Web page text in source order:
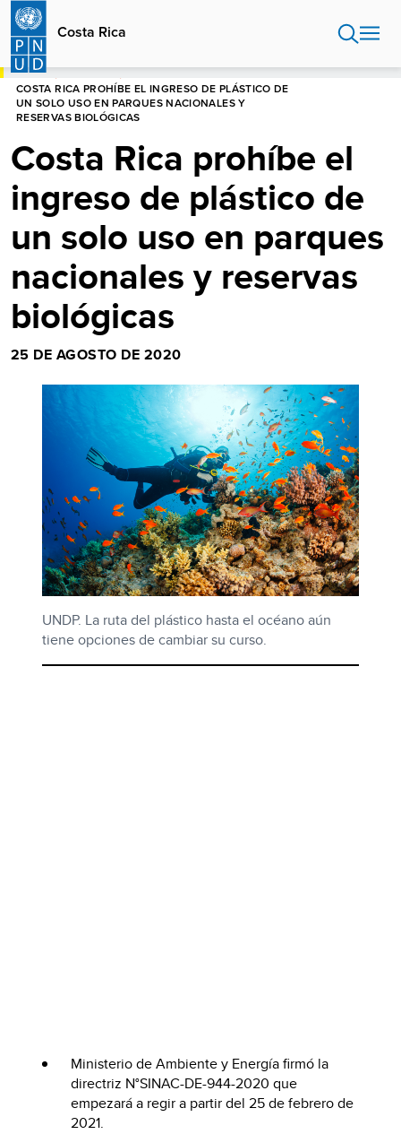
Pasar
contenido
principal
Costa Rica
HOME
COSTA RICA PROHÍBE EL INGRESO DE PLÁSTICO DE
UN SOLO USO EN PARQUES NACIONALES Y
RESERVAS BIOLÓGICAS
Costa Rica prohíbe el
ingreso de plástico de
un solo uso en parques
nacionales y reservas
biológicas
25 DE AGOSTO DE 2020
UNDP. La ruta del plástico hasta el océano aún
tiene opciones de cambiar su curso.
Ministerio de Ambiente y Energía firmó la
directriz N°SINAC-DE-944-2020 que
empezará a regir a partir del 25 de febrero de
2021.